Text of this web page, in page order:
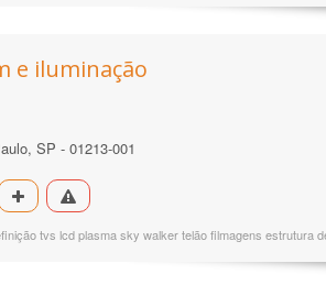
e iluminação
SP - 01213-001
tvs lcd plasma sky walker telão filmagens estrutura